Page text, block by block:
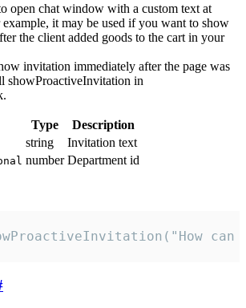
open chat window with a custom text at
it may be used if you want to show
the client added goods to the cart in your
invitation immediately after the page was
showProactiveInvitation in
Type
Description
string
Invitation text
number Department id